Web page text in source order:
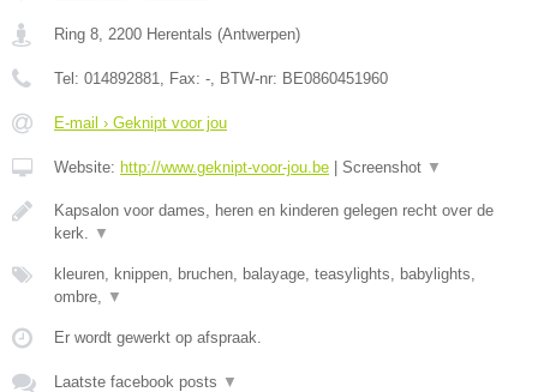
Ring 8, 2200 Herentals (Antwerpen)
Tel: 014892881, Fax: -, BTW-nr: BE0860451960
E-mail › Geknipt voor jou
Website: http://www.geknipt-voor-jou.be Screenshot ▼
Kapsalon voor dames, heren en kinderen gelegen recht over de
kerk. ▼
kleuren, knippen, bruchen, balayage, teasylights, babylights,
ombre, ▼
Er wordt gewerkt op afspraak.
Laatste facebook posts ▼